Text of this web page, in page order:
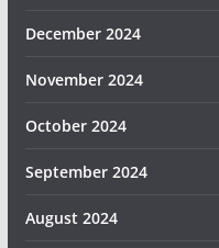
December 2024
November 2024
October 2024
September 2024
August 2024